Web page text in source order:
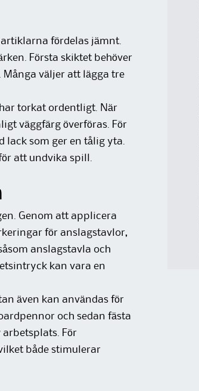
fördelas jämnt.
Första skiktet behöver
väljer att lägga tre
torkat ordentligt. När
väggfärg överföras. För
lack som ger en tålig yta.
att undvika spill.
Genom att applicera
för anslagstavlor,
anslagstavla och
kan vara en
även kan användas för
och sedan fästa
För
både stimulerar